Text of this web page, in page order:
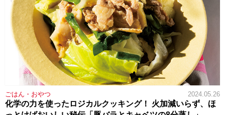
ごはん・おやつ 2024.05.26
化学の力を使ったロジカルクッキング！ 火加減いらず、ほ